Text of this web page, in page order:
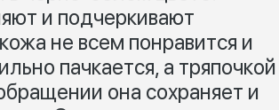
и подчеркивают
не всем понравится и
пачкается, а тряпочкой
она сохраняет и